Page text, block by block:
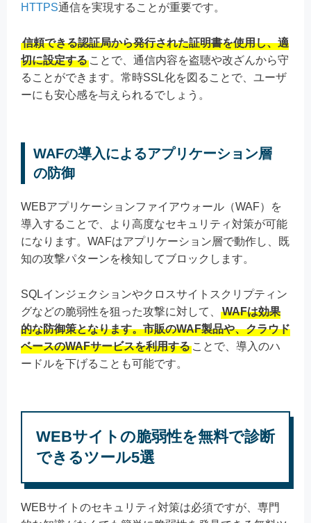
HTTPS通信を実現することが重要です。
信頼できる認証局から発行された証明書を使用し、適
切に設定する ことで、通信内容を盗聴や改ざんから守
ることができます。常時SSL化を図ることで、ユーザ
ーにも安心感を与えられるでしょう。
WAFの導入によるアプリケーション層
の防御
WEBアプリケーションファイアウォール（WAF）を
導入することで、より高度なセキュリティ対策が可能
になります。WAFはアプリケーション層で動作し、既
知の攻撃パターンを検知してブロックします。
SQLインジェクションやクロスサイトスクリプティン
グなどの脆弱性を狙った攻撃に対して、
WAFは効果
的な防御策となります。市販のWAF製品や、クラウド
ベースのWAFサービスを利用する ことで、導入のハ
ードルを下げることも可能です。
WEBサイトの脆弱性を無料で診断
できるツール5選
WEBサイトのセキュリティ対策は必須ですが、専門